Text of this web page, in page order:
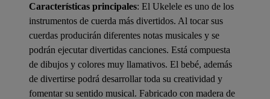
Características principales: El Ukelele es uno de los
instrumentos de cuerda más divertidos. Al tocar sus
cuerdas producirán diferentes notas musicales y se
podrán ejecutar divertidas canciones. Está compuesta
de dibujos y colores muy llamativos. El bebé, además
de divertirse podrá desarrollar toda su creatividad y
fomentar su sentido musical. Fabricado con madera de